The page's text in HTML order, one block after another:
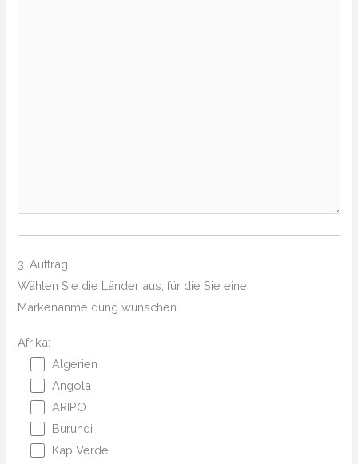
3. Auftrag
Wählen Sie die Länder aus, für die Sie eine
Markenanmeldung wünschen.
Afrika:
Algerien
Angola
ARIPO
Burundi
Kap Verde